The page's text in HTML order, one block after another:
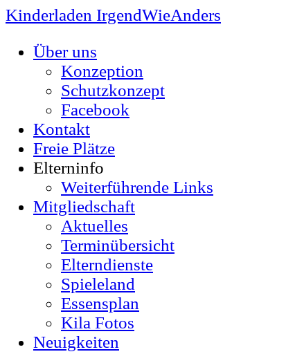
Kinderladen IrgendWieAnders
Über uns
Konzeption
Schutzkonzept
Facebook
Kontakt
Freie Plätze
Elterninfo
Weiterführende Links
Mitgliedschaft
Aktuelles
Terminübersicht
Elterndienste
Spieleland
Essensplan
Kila Fotos
Neuigkeiten